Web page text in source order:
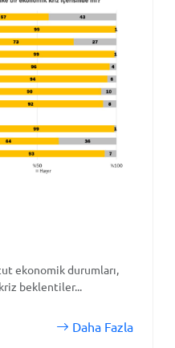
ekonomik durumları,
beklentiler...
Daha Fazla